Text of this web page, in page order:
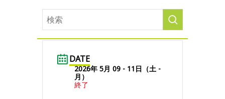
DATE
2026年 5月 09 - 11日（土 -
月）
終了